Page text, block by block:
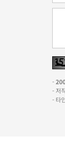
-
- 저
- 타